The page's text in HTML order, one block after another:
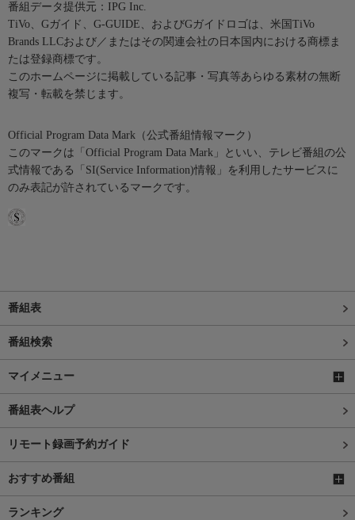
番組データ提供元：IPG Inc.
TiVo、Gガイド、G-GUIDE、およびGガイドロゴは、米国TiVo
Brands LLCおよび／またはその関連会社の日本国内における商標ま
たは登録商標です。
このホームページに掲載している記事・写真等あらゆる素材の無断
複写・転載を禁じます。
Official Program Data Mark（公式番組情報マーク）
このマークは「Official Program Data Mark」といい、テレビ番組の公
式情報である「SI(Service Information)情報」を利用したサービスに
のみ表記が許されているマークです。
番組表
番組検索
マイメニュー
番組表ヘルプ
リモート録画予約ガイド
おすすめ番組
ランキング